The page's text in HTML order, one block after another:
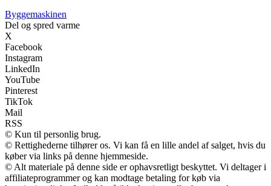
Byggemaskinen
Del og spred varme
X
Facebook
Instagram
LinkedIn
YouTube
Pinterest
TikTok
Mail
RSS
© Kun til personlig brug.
© Rettighederne tilhører os. Vi kan få en lille andel af salget, hvis du
køber via links på denne hjemmeside.
© Alt materiale på denne side er ophavsretligt beskyttet. Vi deltager i
affiliateprogrammer og kan modtage betaling for køb via